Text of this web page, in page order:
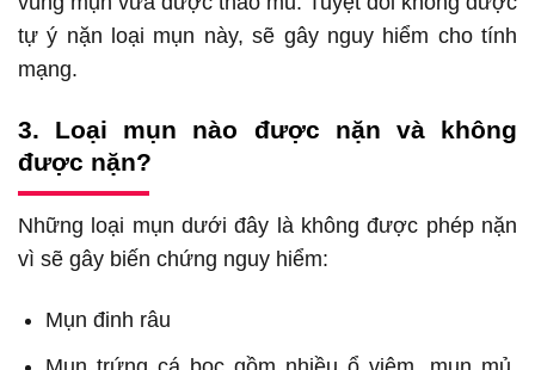
tự ý nặn loại mụn này, sẽ gây nguy hiểm cho tính
mạng.
3. Loại mụn nào được nặn và không
được nặn?
Những loại mụn dưới đây là không được phép nặn
vì sẽ gây biến chứng nguy hiểm:
Mụn đinh râu